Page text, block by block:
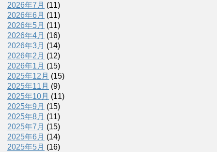
2026年7月 (11)
2026年6月 (11)
2026年5月 (11)
2026年4月 (16)
2026年3月 (14)
2026年2月 (12)
2026年1月 (15)
2025年12月 (15)
2025年11月 (9)
2025年10月 (11)
2025年9月 (15)
2025年8月 (11)
2025年7月 (15)
2025年6月 (14)
2025年5月 (16)